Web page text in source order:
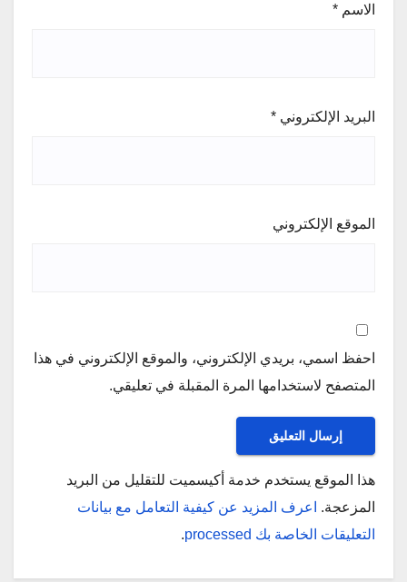
الاسم *
البريد الإلكتروني *
الموقع الإلكتروني
احفظ اسمي، بريدي الإلكتروني، والموقع الإلكتروني في هذا
المتصفح لاستخدامها المرة المقبلة في تعليقي.
هذا الموقع يستخدم خدمة أكيسميت للتقليل من البريد
المزعجة.
اعرف المزيد عن كيفية التعامل مع بيانات
التعليقات الخاصة بك processed
.